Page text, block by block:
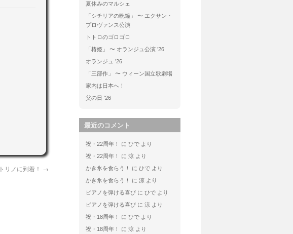
トリノに到着！ →
夏休みのマルシェ
「シチリアの晩鐘」 〜 エクサン・
プロヴァンス公演
トトロのゴロゴロ
「椿姫」 〜 オランジュ公演 ’26
オランジュ ’26
「三部作」 〜 ウィーン国立歌劇場
家内は日本へ！
父の日 ’26
最近のコメント
祝・22周年！ に ひで より
祝・22周年！
に 涼 より
かき氷を食らう！
に ひで より
かき氷を食らう！
に 涼 より
ピアノを弾ける喜び に ひで より
ピアノを弾ける喜び に 涼 より
祝・18周年！
に ひで より
祝・18周年！
に 涼 より